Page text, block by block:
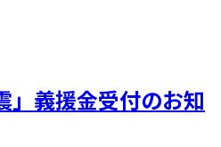
」義援金受付のお知